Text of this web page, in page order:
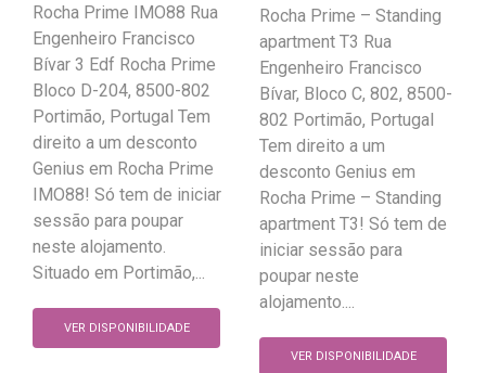
Rocha Prime IMO88 Rua
Engenheiro Francisco
Bívar 3 Edf Rocha Prime
Bloco D-204, 8500-802
Portimão, Portugal Tem
direito a um desconto
Genius em Rocha Prime
IMO88! Só tem de iniciar
sessão para poupar
neste alojamento.
Situado em Portimão,...
VER DISPONIBILIDADE
Rocha Prime – Standing
apartment T3 Rua
Engenheiro Francisco
Bívar, Bloco C, 802, 8500-
802 Portimão, Portugal
Tem direito a um
desconto Genius em
Rocha Prime – Standing
apartment T3! Só tem de
iniciar sessão para
poupar neste
alojamento....
VER DISPONIBILIDADE